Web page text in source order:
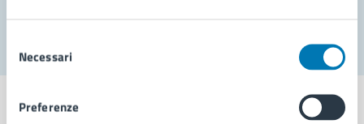
delNecessari
Preferenze